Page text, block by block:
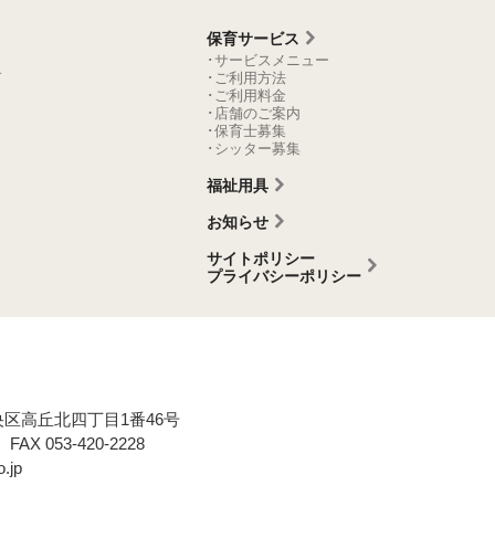
保育サービス
･サービスメニュー
･ご利用方法
･ご利用料金
･店舗のご案内
･保育士募集
･シッター募集
福祉用具
お知らせ
サイトポリシー
プライバシーポリシー
高丘北四丁目1番46号
FAX 053-420-2228